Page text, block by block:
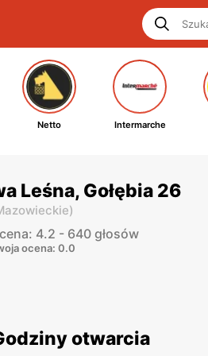
Netto Intermarche
Leśna, Gołębia 26
)
4.2 - 640 głosów
ocena: 0.0
otwarcia